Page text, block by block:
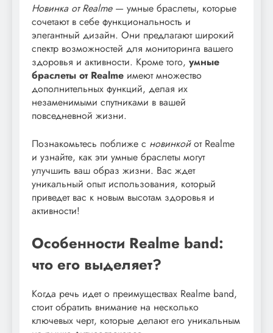
Новинка от Realme— умные браслеты, которые
сочетают в себе функциональность и
элегантный дизайн. Они предлагают широкий
спектр возможностей для мониторинга вашего
здоровья и активности. Кроме того, умные
браслеты от Realme имеют множество
дополнительных функций, делая их
незаменимыми спутниками в вашей
повседневной жизни.
Познакомьтесь поближе с новинкойот Realme
и узнайте, как эти умные браслеты могут
улучшить ваш образ жизни. Вас ждет
уникальный опыт использования, который
приведет вас к новым высотам здоровья и
активности!
Особенности Realme band:
что его выделяет?
Когда речь идет о преимуществах Realme band,
стоит обратить внимание на несколько
ключевых черт, которые делают его уникальным